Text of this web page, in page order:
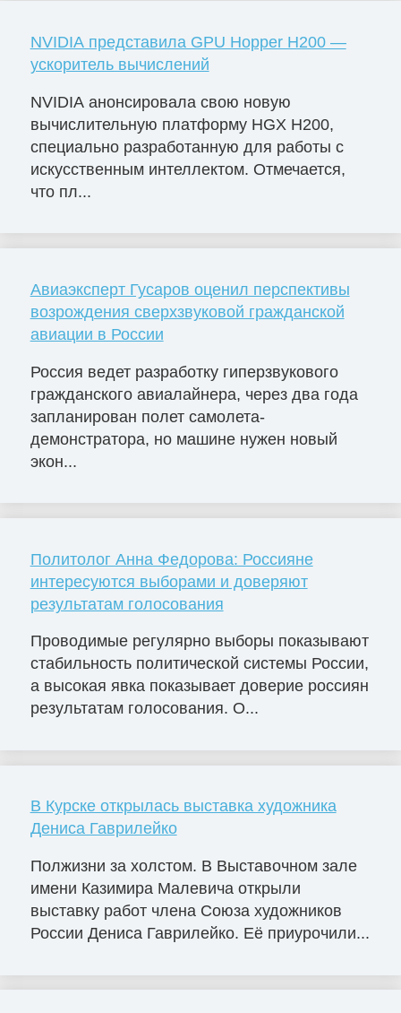
NVIDIA представила GPU Hopper H200 —
ускоритель вычислений
NVIDIA анонсировала свою новую
вычислительную платформу HGX H200,
специально разработанную для работы с
искусственным интеллектом. Отмечается,
что пл...
Авиаэксперт Гусаров оценил перспективы
возрождения сверхзвуковой гражданской
авиации в России
Россия ведет разработку гиперзвукового
гражданского авиалайнера, через два года
запланирован полет самолета-
демонстратора, но машине нужен новый
экон...
Политолог Анна Федорова: Россияне
интересуются выборами и доверяют
результатам голосования
Проводимые регулярно выборы показывают
стабильность политической системы России,
а высокая явка показывает доверие россиян
результатам голосования. О...
В Курске открылась выставка художника
Дениса Гаврилейко
Полжизни за холстом. В Выставочном зале
имени Казимира Малевича открыли
выставку работ члена Союза художников
России Дениса Гаврилейко. Её приурочили...